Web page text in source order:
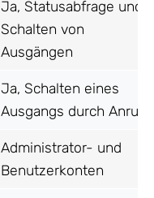
Ja, Statusabfrage und
Schalten von
Ausgängen
Ja, Schalten eines
Ausgangs durch Anruf
Administrator- und
Benutzerkonten